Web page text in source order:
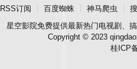
RSS订阅 百度蜘蛛 神马爬虫
星空影院免费提供最新热门电视剧、
Copyright © 2023
桂ICP